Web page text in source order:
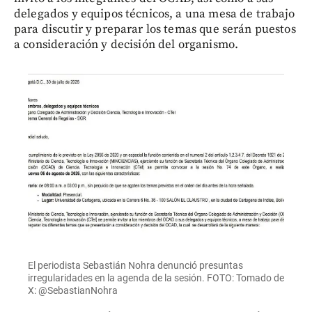
delegados y equipos técnicos, a una mesa de trabajo
para discutir y preparar los temas que serán puestos
a consideración y decisión del organismo.
El periodista Sebastián Nohra denunció presuntas
irregularidades en la agenda de la sesión. FOTO: Tomado de
X: @SebastianNohra